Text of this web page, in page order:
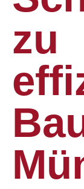
zu